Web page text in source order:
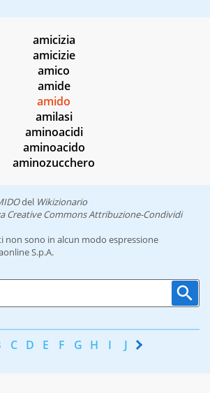
amicizia
amicizie
amico
amide
amido
amilasi
aminoacidi
aminoacido
aminozucchero
del Wikizionario
Creative Commons Attribuzione-Condividi
non sono in alcun modo espressione
S.p.A.
C D E F G H I J K